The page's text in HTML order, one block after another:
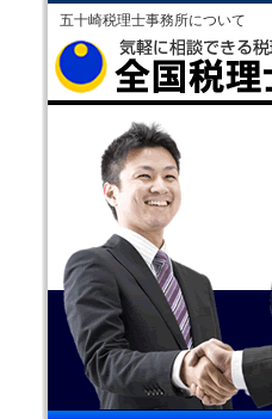
五十崎税理士事務所について